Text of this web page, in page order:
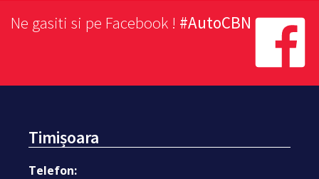
Ne gasiti si pe Facebook ! #AutoCBN
Timișoara
Telefon: